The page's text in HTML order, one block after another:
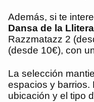
Además, si te
Dansa de la
Razzmatazz 2
(desde 10€), con
La selección
espacios y barrios.
ubicación y el tipo